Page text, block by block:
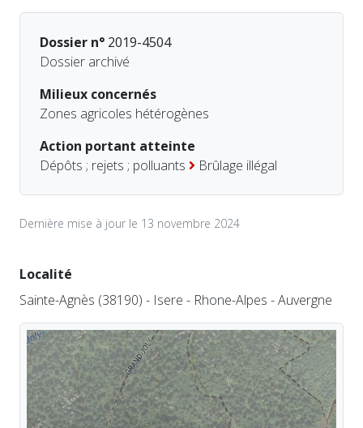
Dossier n° 2019-4504
Dossier archivé
Milieux concernés
Zones agricoles hétérogènes
Action portant atteinte
Dépôts ; rejets ; polluants
Brûlage illégal
Dernière mise à jour le 13 novembre 2024
Localité
Sainte-Agnès (38190) - Isere - Rhone-Alpes - Auvergne